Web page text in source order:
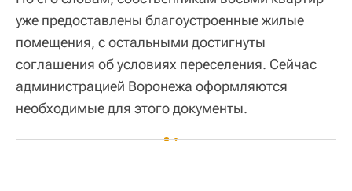
уже предоставлены благоустроенные жилые
помещения, с остальными достигнуты
соглашения об условиях переселения. Сейчас
администрацией Воронежа оформляются
необходимые для этого документы.